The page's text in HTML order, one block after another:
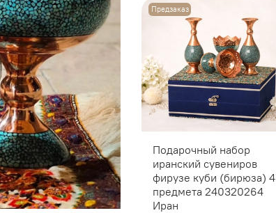
Предзаказ
Подарочный набор
иранский сувениров
фирузе куби (бирюза) 4
предмета 240320264
Иран